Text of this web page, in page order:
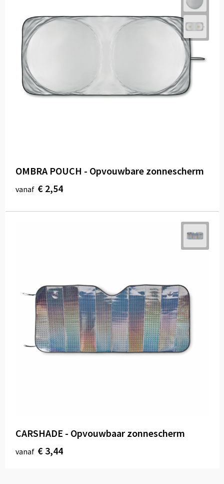
OMBRA POUCH - Opvouwbare zonnescherm
vanaf € 2,54
CARSHADE - Opvouwbaar zonnescherm
vanaf € 3,44